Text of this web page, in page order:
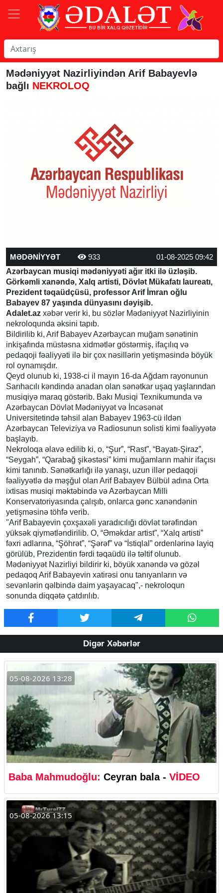
Mədəniyyət Nazirliyindən Arif Babayevlə
bağlı NEKROLOQ
MƏDƏNİYYƏT 933
01-08-2025 09:42
Azərbaycan musiqi mədəniyyəti ağır itki ilə üzləşib.
Görkəmli xanəndə, Xalq artisti, Dövlət Mükafatı laureatı,
Prezident təqaüdçüsü, professor Arif İmran oğlu
Babayev 87 yaşında dünyasını dəyişib.
Adalet.az xəbər verir ki, bu sözlər Mədəniyyət Nazirliyinin
nekroloqunda əksini tapıb.
Bildirilib ki, Arif Babayev Azərbaycan muğam sənətinin
inkişafında müstəsna xidmətlər göstərmiş, ifaçılıq və
pedaqoji fəaliyyəti ilə bir çox nəsillərin yetişməsində böyük
rol oynamışdır.
Qeyd olunub ki, 1938-ci il mayın 16-da Ağdam rayonunun
Sarıhacılı kəndində anadan olan sənətkar uşaq yaşlarından
musiqiyə maraq göstərib. Bakı Musiqi Texnikumunda və
Azərbaycan Dövlət Mədəniyyət və İncəsənət
Universitetində təhsil alan Babayev 1963-cü ildən
Azərbaycan Televiziya və Radiosunun solisti kimi fəaliyyətə
başlayıb.
Nekroloqa əlavə edilib ki, o, “Şur”, “Rast”, “Bayatı-Şiraz”,
“Seygah”, “Qarabağ şikəstəsi” kimi muğamların mahir ifaçısı
kimi tanınıb. Sənətkarlığı ilə yanaşı, uzun illər pedaqoji
fəaliyyətlə də məşğul olan Arif Babayev Bülbül adına Orta
ixtisas musiqi məktəbində və Azərbaycan Milli
Konservatoriyasında çalışıb, onlarca gənc xanəndənin
yetişməsinə töhfə verib.
"Arif Babayevin çoxşaxəli yaradıcılığı dövlət tərəfindən
yüksək qiymətləndirilib. O, “Əməkdar artist”, “Xalq artisti”
fəxri adlarına, “Şöhrət”, “Şərəf” və “İstiqlal” ordenlərinə layiq
görülüb, Prezidentin fərdi təqaüdü ilə təltif olunub.
Mədəniyyət Nazirliyi bildirir ki, böyük xanəndə və gözəl
pedaqoq Arif Babayevin xatirəsi onu tanıyanların və
sevənlərin qəlbində daim yaşayacaq",- nekroloqun
sonunda diqqətə çatdırılıb.
Digər Xəbərlər
05-08-2026 13:28
Baba Mahmudoğlu: Ceyran bala - VİDEO
05-08-2026 13:15